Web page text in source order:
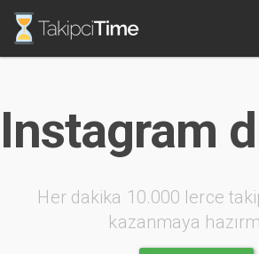
Instagram
Her dakika 10.000 lerce
kazanmaya